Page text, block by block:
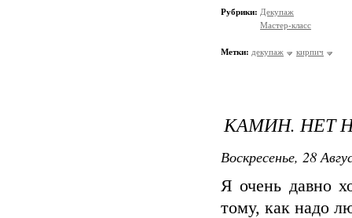
Рубрики: Декупаж
Мастер-класс
Метки: декупаж кирпич
КАМИН. НЕТ
Воскресенье, 28
Я очень давно
тому, как надо